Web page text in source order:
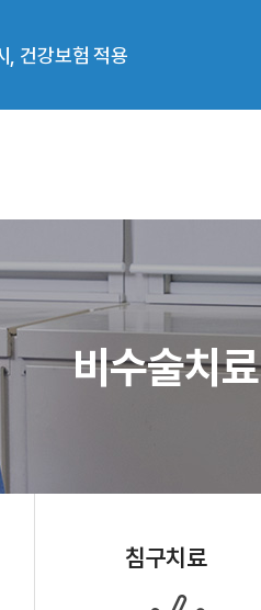
, 건강보험 적용
비수술치료
침구치료